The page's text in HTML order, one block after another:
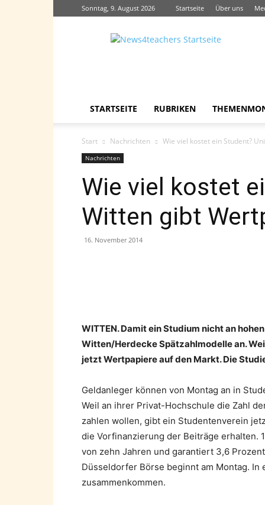
Sonntag, 9. August 2026 Startseite Über uns
News4teachers
STARTSEITE RUBRIKEN
Start Nachrichten Wie viel kostet ein Student?
Nachrichten
Wie viel kostet
Witten gibt
16. November 2014
WITTEN. Damit ein Studium nicht an
Witten/Herdecke Spätzahlmodelle an.
jetzt Wertpapiere auf den Markt. Die
Geldanleger können von Montag an in
Weil an ihrer Privat-Hochschule die Zahl
zahlen wollen, gibt ein Studentenverein
die Vorfinanzierung der Beiträge erhalten.
von zehn Jahren und garantiert 3,6
Düsseldorfer Börse beginnt am Montag.
zusammenkommen.